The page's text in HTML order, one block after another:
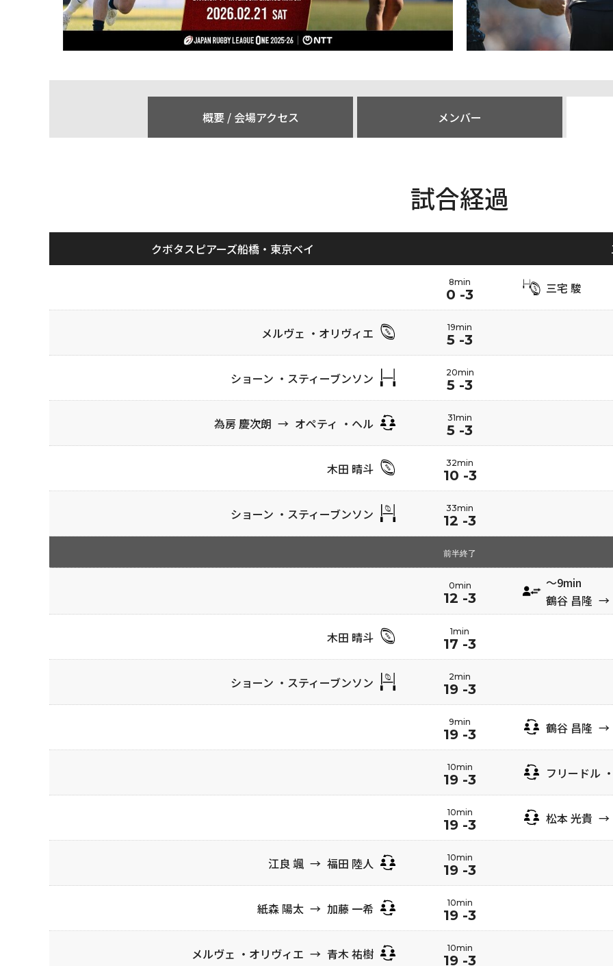
概要 / 会場アクセス メンバー
試合経過
クボタスピアーズ船橋・東京ベイ
8min
0 -3 三宅 駿
メルヴェ ・オリヴィエ 19min
5 -3
ショーン ・スティーブンソン 20min
5 -3
為房 慶次朗 → オペティ ・ヘル 31min
5 -3
木田 晴斗 32min
10 -3
ショーン ・スティーブンソン 33min
12 -3
前半終了
0min
12 -3
〜9min
鶴谷 昌隆 →
木田 晴斗 1min
17 -3
ショーン ・スティーブンソン 2min
19 -3
9min
19 -3 鶴谷 昌隆 →
10min
19 -3 フリードル
10min
19 -3 松本 光貴 →
江良 颯 → 福田 陸人 10min
19 -3
紙森 陽太 → 加藤 一希 10min
19 -3
メルヴェ ・オリヴィエ → 青木 祐樹 10min
19 -3